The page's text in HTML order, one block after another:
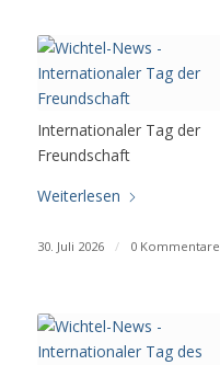
Internationaler Tag der
Freundschaft
Weiterlesen
30. Juli 2026 / 0 Kommentare